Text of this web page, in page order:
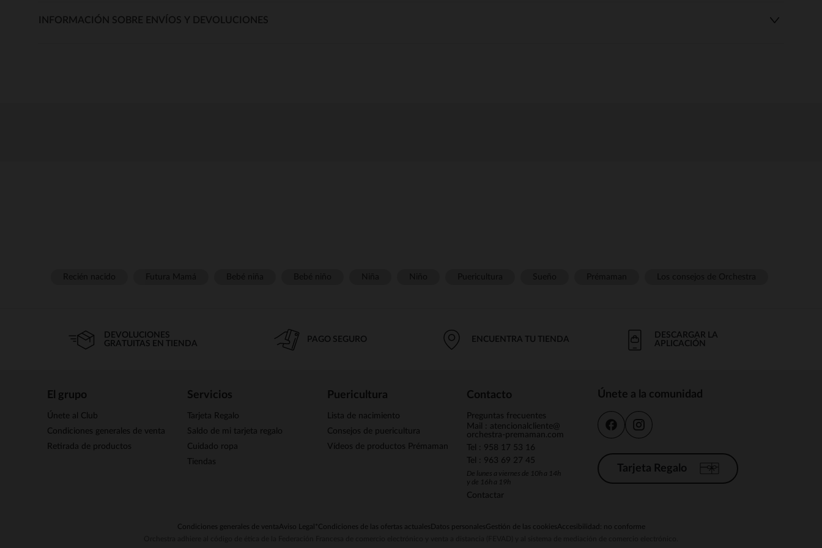
INFORMACIÓN SOBRE ENVÍOS Y DEVOLUCIONES
DEVOLUCIONES
GRATUITAS EN TIENDA
PAGO SEGURO ENCUENTRA TU TIENDA
DESCARGAR LA
APLICACIÓN
El grupo
Únete al Club
Condiciones generales de venta
Retirada de productos
Servicios
Tarjeta Regalo
Saldo de mi tarjeta regalo
Cuidado ropa
Tiendas
Puericultura
Lista de nacimiento
Consejos de puericultura
Vídeos de productos Prémaman
Contacto
Preguntas frecuentes
Mail : atencionalcliente@
orchestra-premaman.com
Tel : 958 17 53 16
Tel : 963 69 27 45
De lunes a viernes de 10h a 14h
y de 16h a 19h
Contactar
Únete a la comunidad
Tarjeta Regalo
Condiciones generales de ventaAviso Legal *Condiciones de las ofertas actuales Datos personalesGestión de las cookiesAccesibilidad: no conforme